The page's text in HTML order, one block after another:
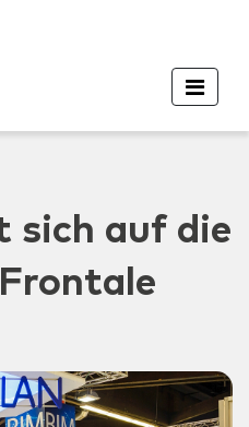
sich auf die